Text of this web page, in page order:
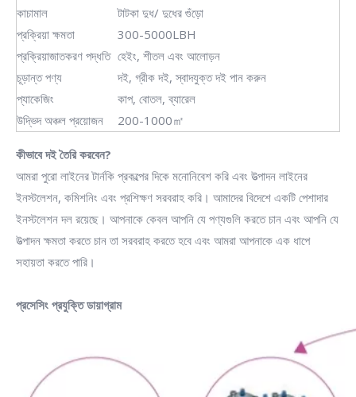
কাচামাল
টাটকা দুধ/ দুধের গুঁড়ো
প্রক্রিয়া ক্ষমতা
300-5000LBH
প্রক্রিয়াজাতকরণ পদ্ধতি হেইং, শীতল এবং আলোড়ন
চূড়ান্ত পণ্য
দই, গ্রীক দই, স্বাদযুক্ত দই পান করুন
প্যাকেজিং
কাপ, বোতল, ব্যারেল
উদ্ভিদ অঞ্চল প্রয়োজন
200-1000㎡
কীভাবে দই তৈরি করবেন?
আমরা পুরো লাইনের টার্নকি প্রকল্পের দিকে মনোনিবেশ করি এবং উত্পাদন লাইনের
ইনস্টলেশন, কমিশনিং এবং প্রশিক্ষণ সরবরাহ করি। আমাদের বিদেশে একটি পেশাদার
ইনস্টলেশন দল রয়েছে। আপনাকে কেবল আপনি যে পণ্যগুলি করতে চান এবং আপনি যে
উত্পাদন ক্ষমতা করতে চান তা সরবরাহ করতে হবে এবং আমরা আপনাকে এক ধাপে
সহায়তা করতে পারি।
প্রসেসিং প্রযুক্তি ডায়াগ্রাম